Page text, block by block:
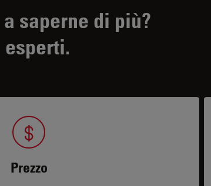
saperne di più?
Prezzo